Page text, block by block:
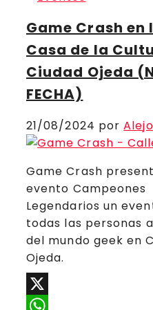
Game Crash en
Casa de la
Ciudad Ojeda
FECHA)
21/08/2024 por
Game Crash
evento Campeones
Legendarios un
todas las personas
del mundo geek en
Ojeda.
X